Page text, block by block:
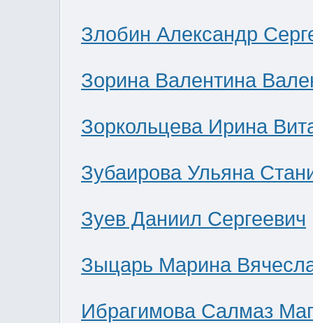
Злобин Александр
Зорина Валентина
Зоркольцева Ирина
Зубаирова Ульяна
Зуев Даниил Сергеевич
Зыцарь Марина
Ибрагимова Салмаз